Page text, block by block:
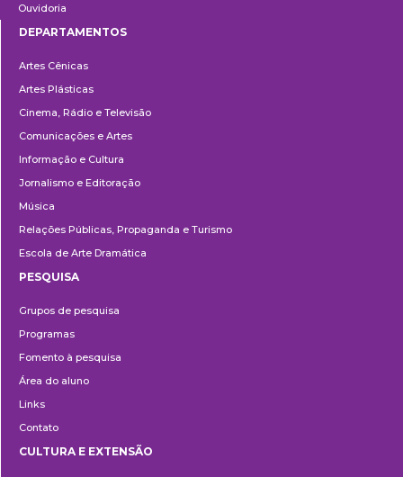
Ouvidoria
DEPARTAMENTOS
Artes Cênicas
Artes Plásticas
Cinema, Rádio e Televisão
Comunicações e Artes
Informação e Cultura
Jornalismo e Editoração
Música
Relações Públicas, Propaganda e Turismo
Escola de Arte Dramática
PESQUISA
Grupos de pesquisa
Programas
Fomento à pesquisa
Área do aluno
Links
Contato
CULTURA E EXTENSÃO